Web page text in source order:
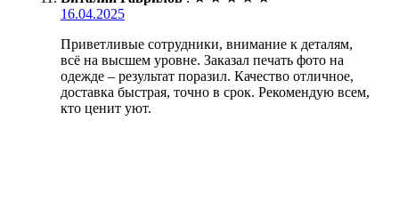
16.04.2025
Приветливые сотрудники, внимание к деталям,
всё на высшем уровне. Заказал печать фото на
одежде – результат поразил. Качество отличное,
доставка быстрая, точно в срок. Рекомендую всем,
кто ценит уют.